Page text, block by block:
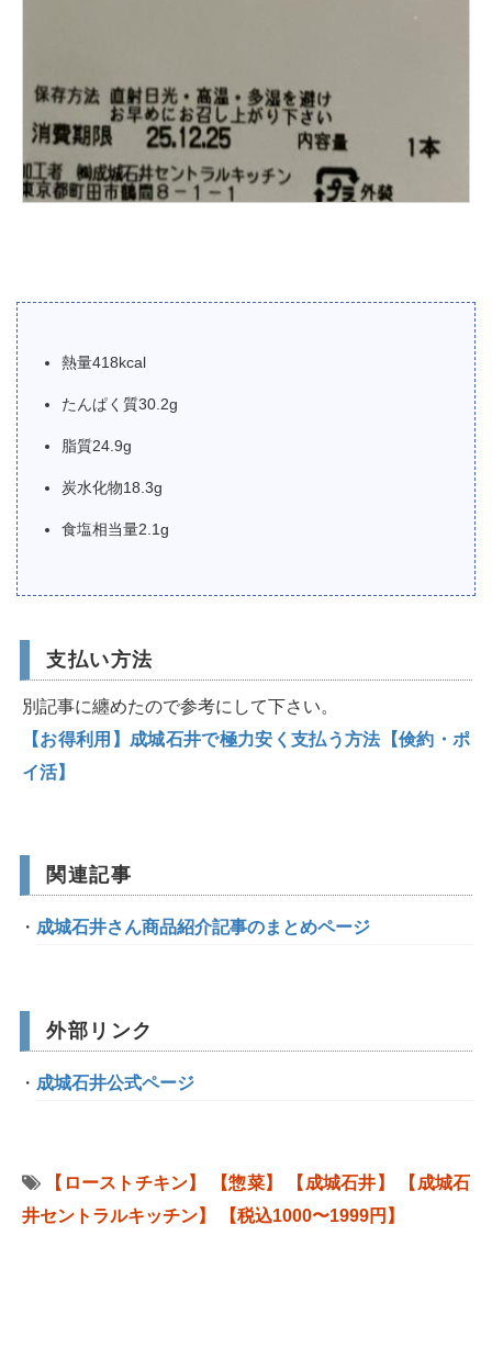
熱量418kcal
たんぱく質30.2g
脂質24.9g
炭水化物18.3g
食塩相当量2.1g
支払い方法
別記事に纏めたので参考にして下さい。
【お得利用】成城石井で極力安く支払う方法【倹約・ポ
イ活】
関連記事
成城石井さん商品紹介記事のまとめページ
外部リンク
成城石井公式ページ
【ローストチキン】 【惣菜】 【成城石井】
【成城石
井セントラルキッチン】
【税込1000〜1999円】